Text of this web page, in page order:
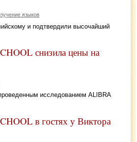
языков
и подтвердили высочайший
снизила цены на
исследованием ALIBRA
в гостях у Виктора